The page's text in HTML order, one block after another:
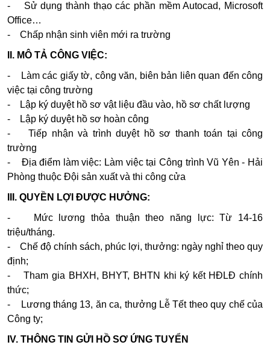
- Sử dụng thành thạo các phần mềm Autocad, Microsoft
Office…
- Chấp nhận sinh viên mới ra trường
II. MÔ TẢ CÔNG VIỆC:
- Làm các giấy tờ, công văn, biên bản liên quan đến công
việc tại công trường
- Lập ký duyệt hồ sơ vật liệu đầu vào, hồ sơ chất lượng
- Lập ký duyệt hồ sơ hoàn công
- Tiếp nhận và trình duyệt hồ sơ thanh toán tại công
trường
- Địa điểm làm việc: Làm việc tại Công trình Vũ Yên - Hải
Phòng thuộc Đội sản xuất và thi công cửa
III. QUYỀN LỢI ĐƯỢC HƯỞNG:
- Mức lương thỏa thuận theo năng lực: Từ 14-16
triệu/tháng.
- Chế độ chính sách, phúc lợi, thưởng: ngày nghỉ theo quy
định;
- Tham gia BHXH, BHYT, BHTN khi ký kết HĐLĐ chính
thức;
- Lương tháng 13, ăn ca, thưởng Lễ Tết theo quy chế của
Công ty;
IV. THÔNG TIN GỬI HỒ SƠ ỨNG TUYỂN